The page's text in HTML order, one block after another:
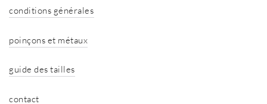
conditions générales
poinçons et métaux
guide des tailles
contact